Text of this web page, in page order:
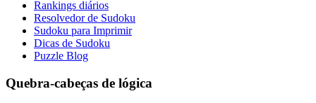
Rankings diários
Resolvedor de Sudoku
Sudoku para Imprimir
Dicas de Sudoku
Puzzle Blog
Quebra-cabeças de lógica